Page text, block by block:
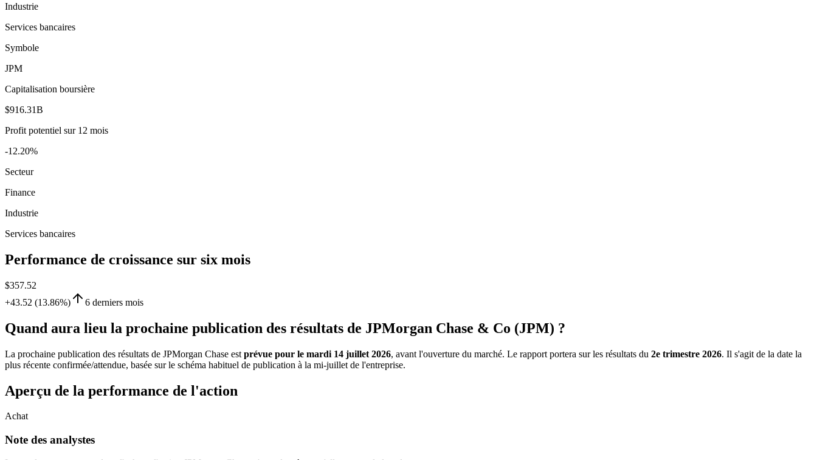
Industrie
Services bancaires
Symbole
JPM
Capitalisation boursière
$916.31B
Profit potentiel sur 12 mois
-12.20%
Secteur
Finance
Industrie
Services bancaires
Performance de croissance sur six mois
$357.52
+43.52 (13.86%)
6 derniers mois
Quand aura lieu la prochaine publication des résultats de JPMorgan Chase & Co (JPM) ?
La prochaine publication des résultats de JPMorgan Chase est prévue pour le mardi 14 juillet 2026, avant l'ouverture du marché. Le rapport portera sur les résultats du 2e trimestre 2026. Il s'agit de la date la
plus récente confirmée/attendue, basée sur le schéma habituel de publication à la mi-juillet de l'entreprise.
Aperçu de la performance de l'action
Achat
Note des analystes